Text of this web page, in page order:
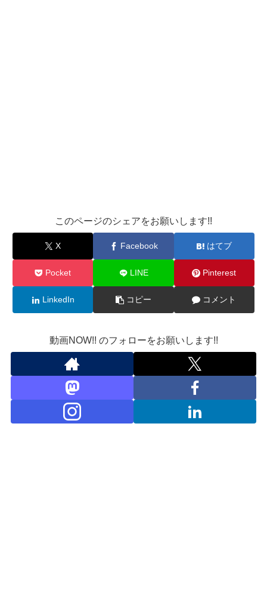
このページのシェアをお願いします!!
X Facebook はてブ
Pocket LINE Pinterest
LinkedIn コピー コメント
動画NOW!! のフォローをお願いします!!